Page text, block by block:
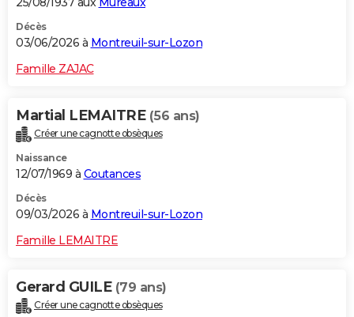
GUIDES D'ACHAT
BONS PLANS
CARTE DE VOEUX
Dictionnaire
Biographies
Citations
Expressions
Proverbes
PROGRAMME TV
COPAINS D'AVANT
S'inscrire
Se connecter
Lycées
Collèges
Primaires
Universités
Entreprises
Service militaire
Avis de recherche
AVIS DE DÉCÈS
Décès
03/06/2026 à Montreuil-sur-Lozon
Famille ZAJAC
Martial LEMAITRE (56 ans)
Créer une cagnotte obsèques
Naissance
12/07/1969 à Coutances
Décès
09/03/2026 à Montreuil-sur-Lozon
Famille LEMAITRE
Gerard GUILE (79 ans)
Créer une cagnotte obsèques